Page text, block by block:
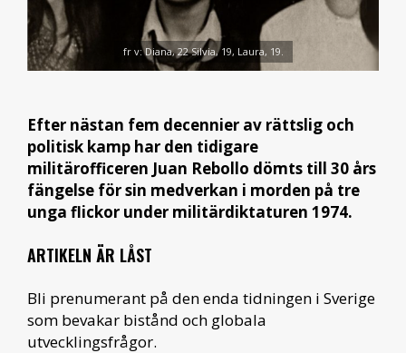
fr v: Diana, 22 Silvia, 19, Laura, 19.
Efter nästan fem decennier av rättslig och
politisk kamp har den tidigare
militärofficeren Juan Rebollo dömts till 30 års
fängelse för sin medverkan i morden på tre
unga flickor under militärdiktaturen 1974.
ARTIKELN ÄR LÅST
Bli prenumerant på den enda tidningen i Sverige
som bevakar bistånd och globala
utvecklingsfrågor.